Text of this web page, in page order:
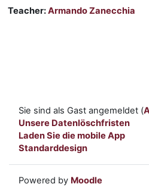
Teacher:Armando Zanecchia
Sie sind als Gast angemeldet (
Unsere Datenlöschfristen
Laden Sie die mobile App
Standarddesign
Powered by Moodle